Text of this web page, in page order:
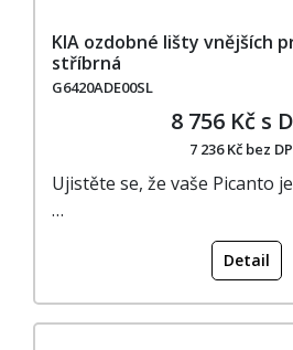
KIA ozdobné lišty vnějších
stříbrná
G6420ADE00SL
8 756 Kč s
7 236 Kč bez
Ujistěte se, že vaše Picanto
…
Detail